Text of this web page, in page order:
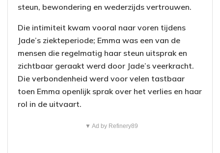
steun, bewondering en wederzijds vertrouwen.
Die intimiteit kwam vooral naar voren tijdens
Jade’s ziekteperiode; Emma was een van de
mensen die regelmatig haar steun uitsprak en
zichtbaar geraakt werd door Jade’s veerkracht.
Die verbondenheid werd voor velen tastbaar
toen Emma openlijk sprak over het verlies en haar
rol in de uitvaart.
▼ Ad by Refinery89